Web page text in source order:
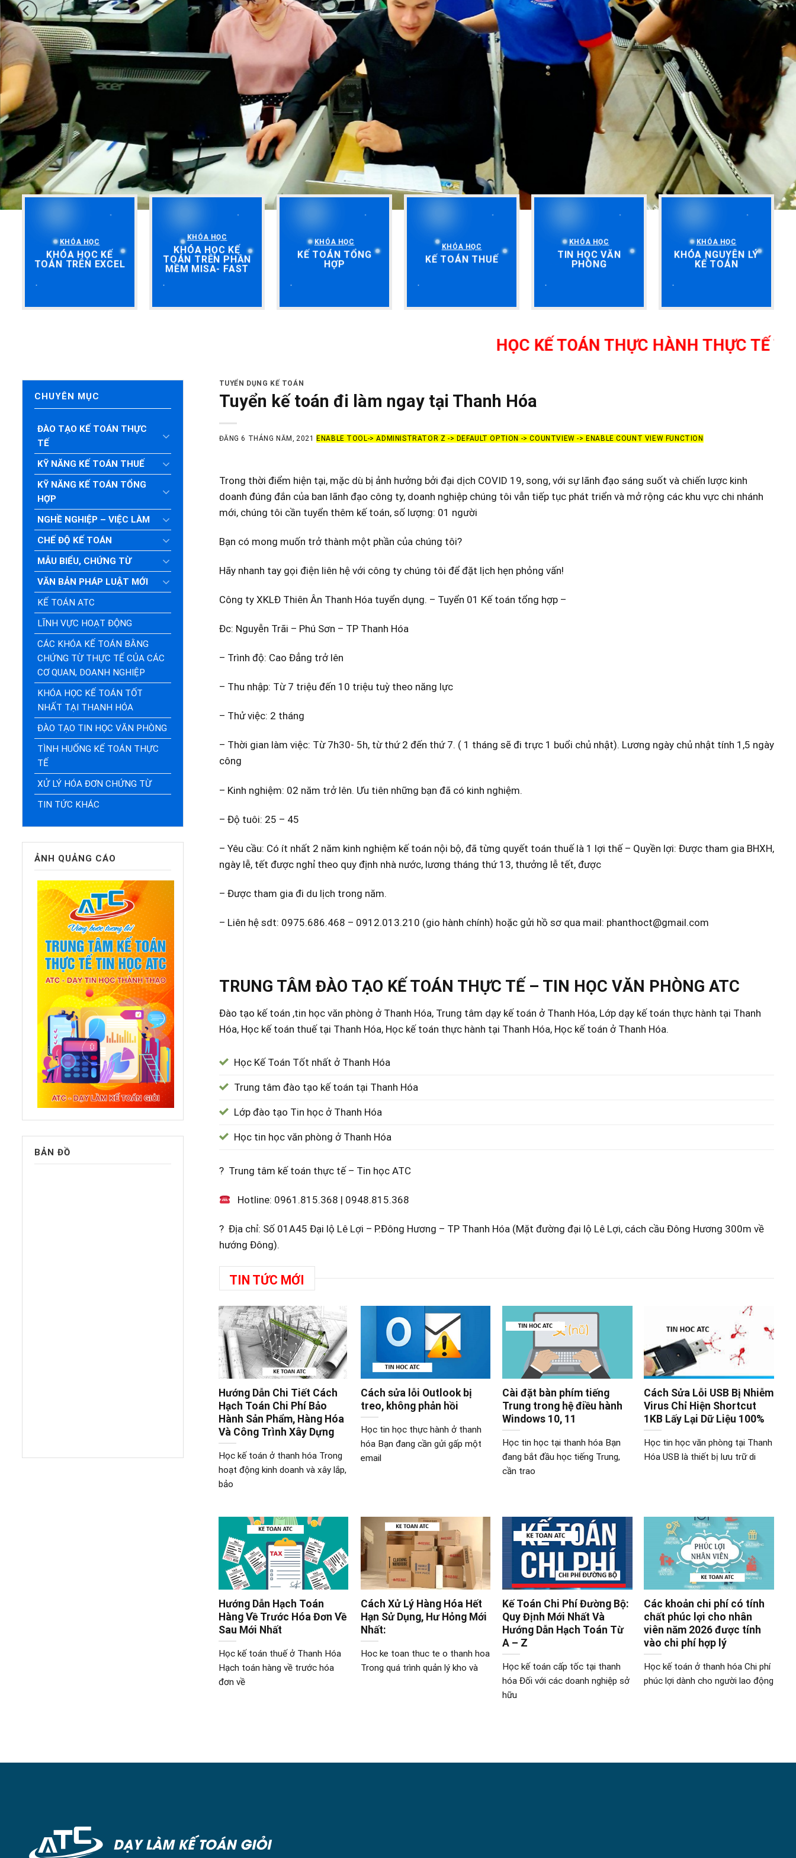
KHÓA HỌC
KHÓA HỌC KẾ
TOÁN TRÊN EXCEL
KHÓA HỌC
KHÓA HỌC KẾ
TOÁN TRÊN PHẦN
MỀM MISA- FAST
KHÓA HỌC
KẾ TOÁN TỔNG
HỢP
KHÓA HỌC
KẾ TOÁN THUẾ
KHÓA HỌC
TIN HỌC VĂN
PHÒNG
KHÓA HỌC
KHÓA NGUYÊN LÝ
KẾ TOÁN
HỌC KẾ TOÁN THỰC HÀNH THỰC TẾ TẠI
CHUYÊN MỤC
ĐÀO TẠO KẾ TOÁN THỰC
TẾ
KỸ NĂNG KẾ TOÁN THUẾ
KỸ NĂNG KẾ TOÁN TỔNG
HỢP
NGHỀ NGHIỆP – VIỆC LÀM
CHẾ ĐỘ KẾ TOÁN
MẪU BIỂU, CHỨNG TỪ
VĂN BẢN PHÁP LUẬT MỚI
KẾ TOÁN ATC
LĨNH VỰC HOẠT ĐỘNG
CÁC KHÓA KẾ TOÁN BẰNG
CHỨNG TỪ THỰC TẾ CỦA CÁC
CƠ QUAN, DOANH NGHIỆP
KHÓA HỌC KẾ TOÁN TỐT
NHẤT TẠI THANH HÓA
ĐÀO TẠO TIN HỌC VĂN PHÒNG
TÌNH HUỐNG KẾ TOÁN THỰC
TẾ
XỬ LÝ HÓA ĐƠN CHỨNG TỪ
TIN TỨC KHÁC
ẢNH QUẢNG CÁO
BẢN ĐỒ
TUYỂN DỤNG KẾ TOÁN
Tuyển kế toán đi làm ngay tại Thanh Hóa
ĐĂNG6 THÁNG NĂM, 2021 ENABLE TOOL-> ADMINISTRATOR Z -> DEFAULT OPTION -> COUNTVIEW -> ENABLE COUNT VIEW FUNCTION
Trong thời điểm hiện tại, mặc dù bị ảnh hưởng bởi đại dịch COVID 19, song, với sự lãnh đạo sáng suốt và chiến lược kinh
doanh đúng đắn của ban lãnh đạo công ty, doanh nghiệp chúng tôi vẫn tiếp tục phát triển và mở rộng các khu vực chi nhánh
mới, chúng tôi cần tuyển thêm kế toán, số lượng: 01 người
Bạn có mong muốn trở thành một phần của chúng tôi?
Hãy nhanh tay gọi điện liên hệ với công ty chúng tôi để đặt lịch hẹn phỏng vấn!
Công ty XKLĐ Thiên Ân Thanh Hóa tuyển dụng. – Tuyển 01 Kế toán tổng hợp–
Đc: Nguyễn Trãi – Phú Sơn – TP Thanh Hóa
– Trình độ: Cao Đẳng trở lên
– Thu nhập: Từ 7 triệu đến 10 triệu tuỳ theo năng lực
– Thử việc: 2 tháng
– Thời gian làm việc: Từ 7h30- 5h, từ thứ 2 đến thứ 7. ( 1 tháng sẽ đi trực 1 buổi chủ nhật). Lương ngày chủ nhật tính 1,5 ngày
công
– Kinh nghiệm: 02 năm trở lên. Ưu tiên những bạn đã có kinh nghiệm.
– Độ tuôi: 25 – 45
– Yêu cầu: Có ít nhất 2 năm kinh nghiệm kế toán nội bộ, đã từng quyết toán thuế là 1 lợi thế – Quyền lợi: Được tham gia BHXH,
ngày lễ, tết được nghỉ theo quy định nhà nước, lương tháng thứ 13, thưởng lễ tết, được
– Được tham gia đi du lịch trong năm.
– Liên hệ sdt: 0975.686.468 – 0912.013.210 (gio hành chính) hoặc gửi hồ sơ qua mail: phanthoct@gmail.com
TRUNG TÂM ĐÀO TẠO KẾ TOÁN THỰC TẾ – TIN HỌC VĂN PHÒNG ATC
Đào tạo kế toán ,tin học văn phòng ở Thanh Hóa, Trung tâm dạy kế toán ở Thanh Hóa, Lớp dạy kế toán thực hành tại Thanh
Hóa, Học kế toán thuế tại Thanh Hóa, Học kế toán thực hành tại Thanh Hóa, Học kế toán ở Thanh Hóa.
Học Kế Toán Tốt nhất ở Thanh Hóa
Trung tâm đào tạo kế toán tại Thanh Hóa
Lớp đào tạo Tin học ở Thanh Hóa
Học tin học văn phòng ở Thanh Hóa
? Trung tâm kế toán thực tế – Tin học ATC
Hotline: 0961.815.368 | 0948.815.368
? Địa chỉ: Số 01A45 Đại lộ Lê Lợi – P.Đông Hương – TP Thanh Hóa (Mặt đường đại lộ Lê Lợi, cách cầu Đông Hương 300m về
hướng Đông).
TIN TỨC MỚI
Hướng Dẫn Chi Tiết Cách
Hạch Toán Chi Phí Bảo
Hành Sản Phẩm, Hàng Hóa
Và Công Trình Xây Dựng
Học kế toán ở thanh hóa Trong
hoạt động kinh doanh và xây lắp,
bảo
Cách sửa lỗi Outlook bị
treo, không phản hồi
Học tin học thực hành ở thanh
hóa Bạn đang cần gửi gấp một
email
Cài đặt bàn phím tiếng
Trung trong hệ điều hành
Windows 10, 11
Học tin học tại thanh hóa Bạn
đang bắt đầu học tiếng Trung,
cần trao
Cách Sửa Lỗi USB Bị Nhiễm
Virus Chỉ Hiện Shortcut
1KB Lấy Lại Dữ Liệu 100%
Học tin học văn phòng tại Thanh
Hóa USB là thiết bị lưu trữ di
Hướng Dẫn Hạch Toán
Hàng Về Trước Hóa Đơn Về
Sau Mới Nhất
Học kế toán thuế ở Thanh Hóa
Hạch toán hàng về trước hóa
đơn về
Cách Xử Lý Hàng Hóa Hết
Hạn Sử Dụng, Hư Hỏng Mới
Nhất:
Hoc ke toan thuc te o thanh hoa
Trong quá trình quản lý kho và
Kế Toán Chi Phí Đường Bộ:
Quy Định Mới Nhất Và
Hướng Dẫn Hạch Toán Từ
A – Z
Học kế toán cấp tốc tại thanh
hóa Đối với các doanh nghiệp sở
hữu
Các khoản chi phí có tính
chất phúc lợi cho nhân
viên năm 2026 được tính
vào chi phí hợp lý
Học kế toán ở thanh hóa Chi phí
phúc lợi dành cho người lao động